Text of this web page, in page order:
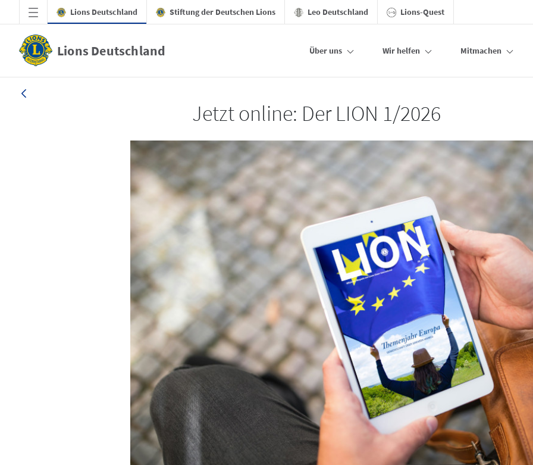
Zum Hauptinhalt springen
Lions Deutschland Stiftung der Deutschen Lions Leo Deutschland Lions-Quest
Lions Deutschland Über uns Wir helfen Mitmachen
Jetzt online: Der LION 1/2026